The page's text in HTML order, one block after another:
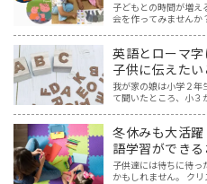
子どもとの時間が増え
会を作ってみませんか
英語とローマ
子供に伝えたい
我が家の娘は小学２年
て聞いたところ、小３
冬休みも大活
語学習ができ
子供達には待ちに待っ
かもしれません。 ク